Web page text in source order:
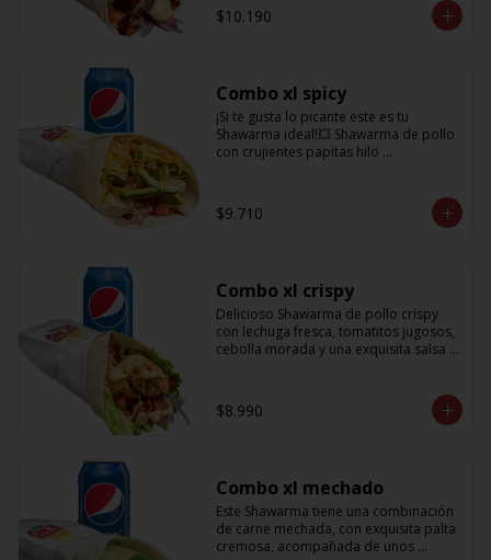
salsa BBQ y obvio no puede faltar la
bebida de 350cc para acompañarlo!
$10.190
Combo xl spicy
¡Si te gusta lo picante este es tu
Shawarma ideal!💥 Shawarma de pollo
con crujientes papitas hilo
(picante) + Bebida refrescante de
350cc PD: Si te gusta el doble de
$9.710
Combo xl crispy
Delicioso Shawarma de pollo crispy
con lechuga fresca, tomatitos jugosos,
cebolla morada y una exquisita salsa
$8.990
Combo xl mechado
Este Shawarma tiene una combinación
de carne mechada, con exquisita palta
cremosa, acompañada de unos